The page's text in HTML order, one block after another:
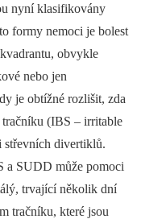
nyní klasifikovány
formy nemoci je bolest
obvykle
nebo jen
je obtížné rozlišit, zda
tračníku (IBS –⁠ irritable
střevních divertiklů.
a SUDD může pomoci
trvající několik dní
tračníku, které jsou